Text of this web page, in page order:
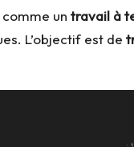
un travail à
L’objectif est de